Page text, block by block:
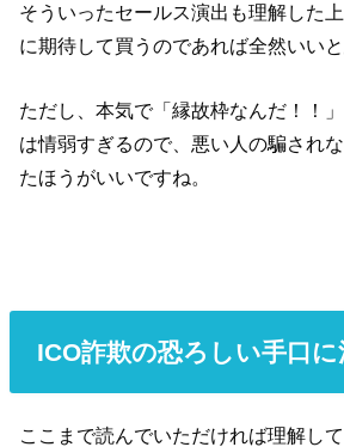
そういったセールス演出も理解した
に期待して買うのであれば全然いいと
ただし、本気で「縁故枠なんだ！！
は情弱すぎるので、悪い人の騙され
たほうがいいですね。
ICO詐欺の恐ろしい手口に
ここまで読んでいただければ理解し